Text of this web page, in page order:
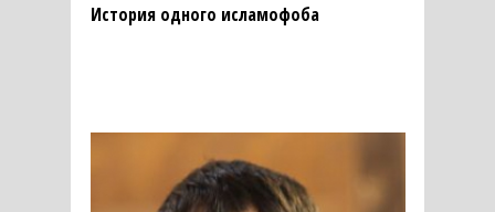
История одного исламофоба